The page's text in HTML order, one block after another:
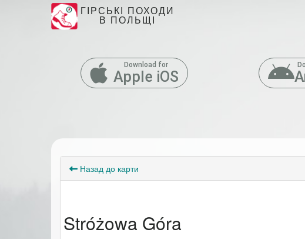
ГІРСЬКІ ПОХОДИ
В ПОЛЬЩІ
Download for
Apple iOS
Назад до карти
Stróżowa Góra